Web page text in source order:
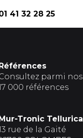
41 32 28 25
parmi nos
000 références
Tronic Tellurica
rue de la Gaité